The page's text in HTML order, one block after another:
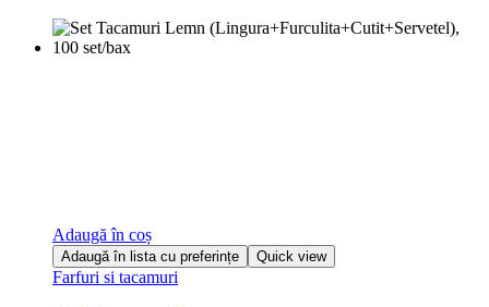
Adaugă în coș
Adaugă în lista cu preferințe Quick view
Farfuri si tacamuri